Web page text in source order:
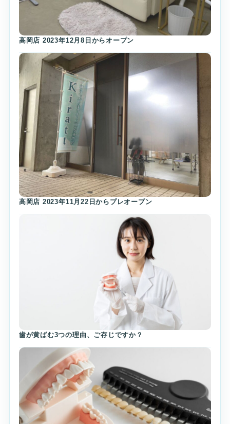
高岡店 2023年12月8日からオープン
高岡店 2023年11月22日からプレオープン
歯が黄ばむ3つの理由、ご存じですか？